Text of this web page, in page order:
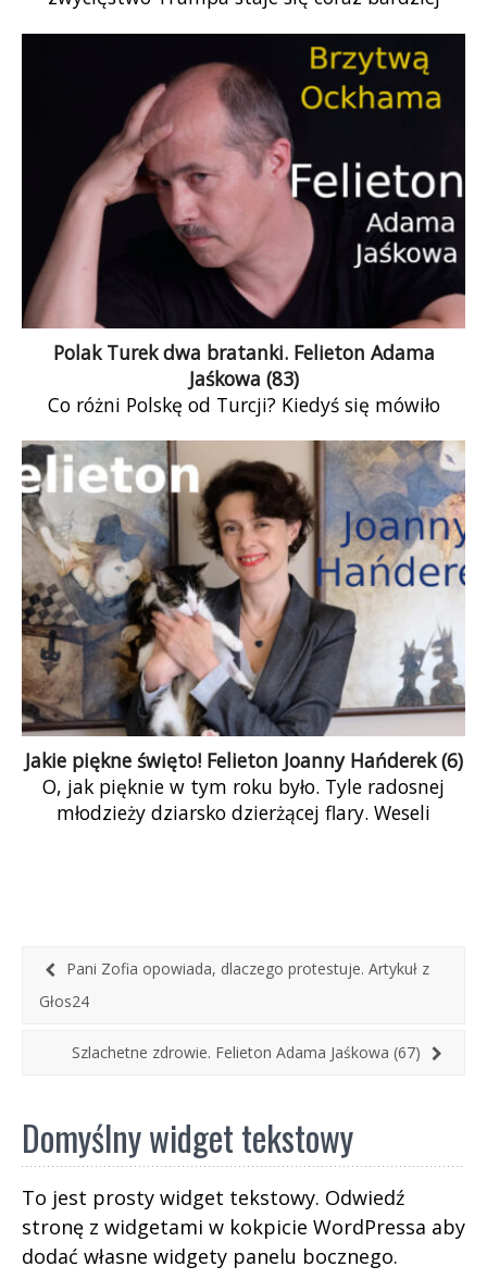
demokracji. Jej mechanizmy nie mogą dobrze
funkcjonować, jeżeli każde wybory mają tak
dramatyczną stawkę.
Polak Turek dwa bratanki. Felieton Adama
Jaśkowa (83)
Co różni Polskę od Turcji? Kiedyś się mówiło
stron ma przyjaciół a tylko z jednej morze. Turcja
z trzech stron ma morze… a z żadnej przyjaciół.
Dziś Premier Polski deklaruje pomoc dla Szwecji.
A Turcja nie chce Szwecji w NATO. Tradycja
pomocy Polaków w Szwecji ciągnie się przez
wiele sezonów zbiorów jagód. Tradycja niechęci
Turcji, wobec wszystkich, ciągnie się od
powstania Republiki Tureckiej.
Jakie piękne święto! Felieton Joanny Hańderek (6)
O, jak pięknie w tym roku było. Tyle radosnej
młodzieży dziarsko dzierżącej flary. Weseli
Pani Zofia opowiada, dlaczego protestuje. Artykuł z
Głos24
Szlachetne zdrowie. Felieton Adama Jaśkowa (67)
Domyślny widget tekstowy
To jest prosty widget tekstowy. Odwiedź
stronę z widgetami w kokpicie WordPressa aby
dodać własne widgety panelu bocznego.